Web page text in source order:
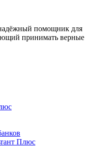
помощник для
принимать верные
Плюс